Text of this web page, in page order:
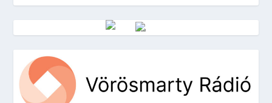
Vörösmarty Rádió